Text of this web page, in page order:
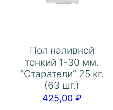
Пол наливной
тонкий 1-30 мм.
“Старатели” 25 кг.
(63 шт.)
425,00 ₽